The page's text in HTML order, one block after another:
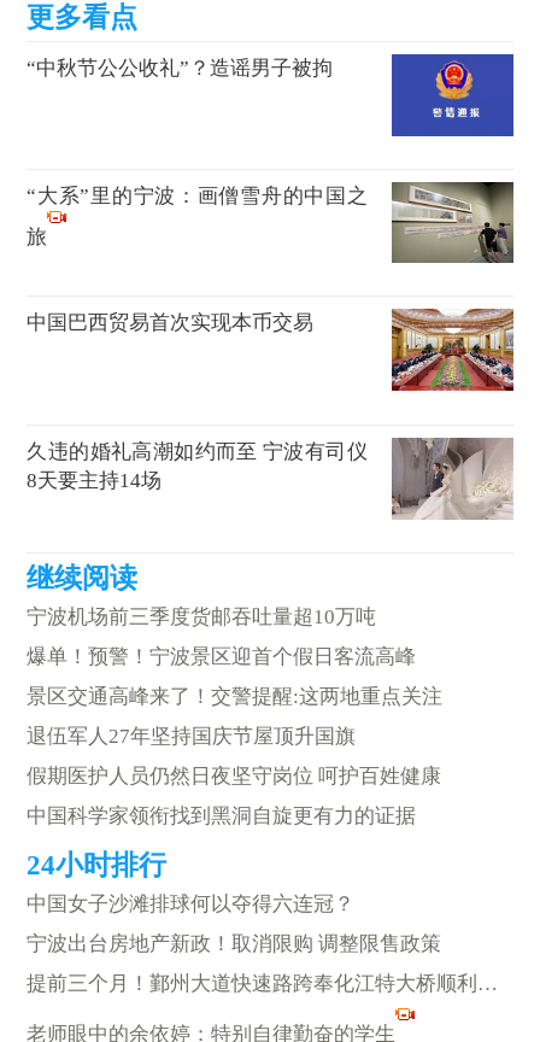
“中秋节公公收礼”？造谣男子被拘
“大系”里的宁波：画僧雪舟的中国之
旅
中国巴西贸易首次实现本币交易
久违的婚礼高潮如约而至 宁波有司仪
8天要主持14场
宁波机场前三季度货邮吞吐量超10万吨
爆单！预警！宁波景区迎首个假日客流高峰
景区交通高峰来了！交警提醒:这两地重点关注
退伍军人27年坚持国庆节屋顶升国旗
假期医护人员仍然日夜坚守岗位 呵护百姓健康
中国科学家领衔找到黑洞自旋更有力的证据
中国女子沙滩排球何以夺得六连冠？
宁波出台房地产新政！取消限购 调整限售政策
提前三个月！鄞州大道快速路跨奉化江特大桥顺利合龙
老师眼中的余依婷：特别自律勤奋的学生